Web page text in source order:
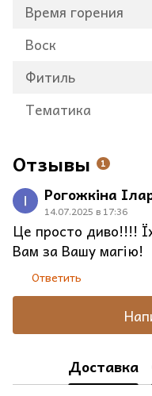
Время горения
Воск
Фитиль
Тематика
Отзывы 1
Рогожкіна
14.07.2025 в 17:36
Це просто диво!!!!
Вам за Вашу магію!
Ответить
Доставка